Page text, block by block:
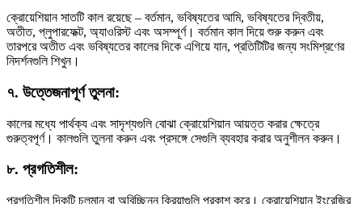
ক্রোয়েশিয়ান সাতটি কাল রয়েছে – বর্তমান, ভবিষ্যতের আমি, ভবিষ্যতের দ্বিতীয়,
অতীত, প্লুপারফেক্ট, অ্যাওরিস্ট এবং অসম্পূর্ণ। বর্তমান কাল দিয়ে শুরু করুন এবং
তারপরে অতীত এবং ভবিষ্যতের কালের দিকে এগিয়ে যান, প্রতিটিটির জন্য সংমিশ্রণের
নিদর্শনগুলি শিখুন।
৭. উত্তেজনাপূর্ণ তুলনা:
কালের মধ্যে পার্থক্য এবং সাদৃশ্যগুলি বোঝা ক্রোয়েশিয়ান আয়ত্ত করার ক্ষেত্রে
গুরুত্বপূর্ণ। কালগুলি তুলনা করুন এবং প্রসঙ্গে সেগুলি ব্যবহার করার অনুশীলন করুন।
৮. প্রগতিশীল:
প্রগতিশীল দিকটি চলমান বা অবিচ্ছিন্ন ক্রিয়াগুলি প্রকাশ করে। ক্রোয়েশিয়ান ইংরেজির